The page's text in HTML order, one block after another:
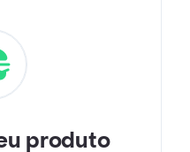
produto